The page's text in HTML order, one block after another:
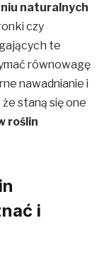
naturalnych
czy
te
równowagę
nawadnianie i
staną się one
roślin
i